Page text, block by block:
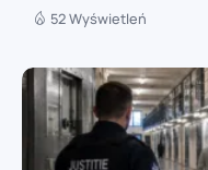
52 Wyświetleń